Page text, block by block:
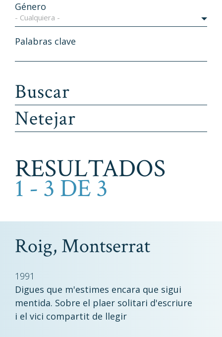
Género
- Cualquiera -
Palabras clave
RESULTADOS
1 - 3 DE 3
Roig, Montserrat
1991
Digues que m'estimes encara que sigui
mentida. Sobre el plaer solitari d'escriure
i el vici compartit de llegir